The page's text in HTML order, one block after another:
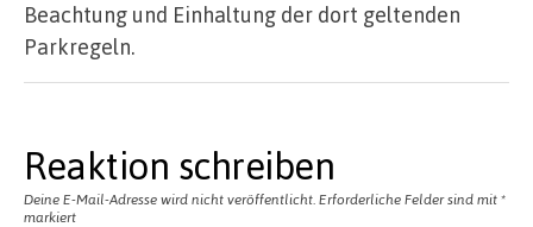
Beachtung und Einhaltung der dort geltenden
Parkregeln.
Reaktion schreiben
Deine E-Mail-Adresse wird nicht veröffentlicht. Erforderliche Felder sind mit *
markiert